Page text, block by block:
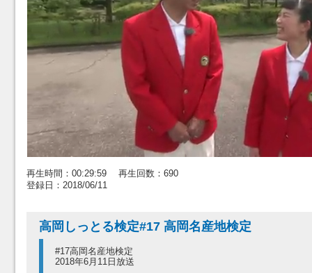
再生時間：00:29:59 再生回数：690
登録日：2018/06/11
高岡しっとる検定#17 高岡名産地検定
#17高岡名産地検定
2018年6月11日放送